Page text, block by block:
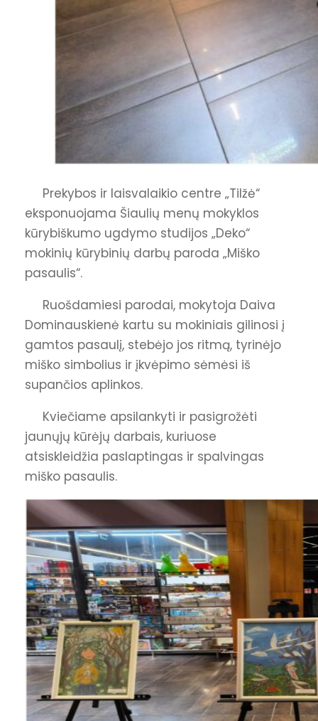
Prekybos ir laisvalaikio centre „Tilžė“
eksponuojama Šiaulių menų mokyklos
kūrybiškumo ugdymo studijos „Deko“
mokinių kūrybinių darbų paroda „Miško
pasaulis“.
Ruošdamiesi parodai, mokytoja Daiva
Dominauskienė kartu su mokiniais gilinosi į
gamtos pasaulį, stebėjo jos ritmą, tyrinėjo
miško simbolius ir įkvėpimo sėmėsi iš
supančios aplinkos.
Kviečiame apsilankyti ir pasigrožėti
jaunųjų kūrėjų darbais, kuriuose
atsiskleidžia paslaptingas ir spalvingas
miško pasaulis.